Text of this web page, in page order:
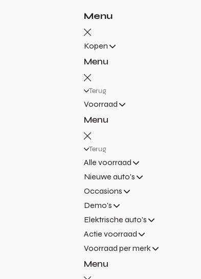
Menu
Kopen
Menu
Terug
Voorraad
Menu
Terug
Alle voorraad
Nieuwe auto's
Occasions
Demo's
Elektrische auto's
Actie voorraad
Voorraad per merk
Menu